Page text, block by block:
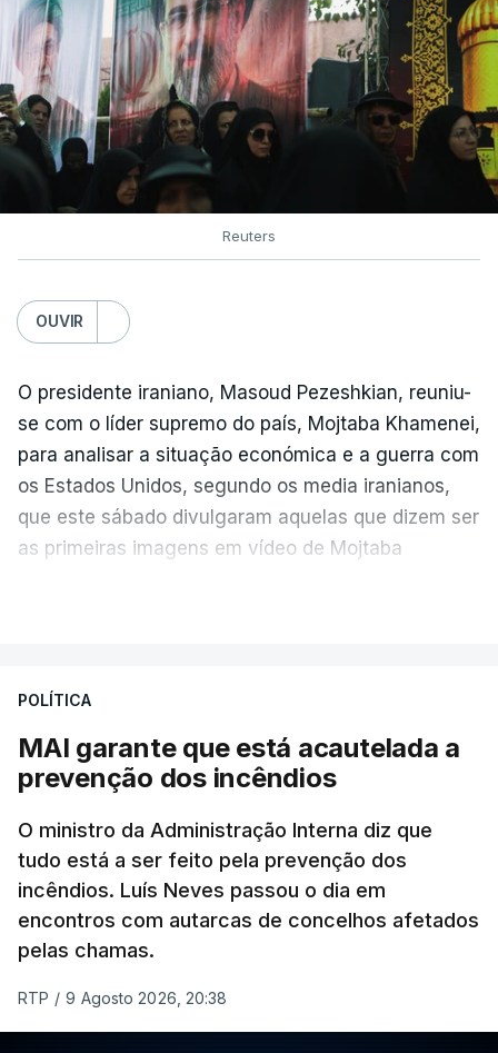
Reuters
OUVIR
O presidente iraniano, Masoud Pezeshkian, reuniu-
se com o líder supremo do país, Mojtaba Khamenei,
para analisar a situação económica e a guerra com
os Estados Unidos, segundo os media iranianos,
que este sábado divulgaram aquelas que dizem ser
as primeiras imagens em vídeo de Mojtaba
Mehr na rede social Telegram, como aquilo que
israelita, que nos últimos tempos vem dando conta
de que o líder supremo iraniano estará em estado
crítico na sequência do bombardeamento que no
último dia de fevereiro passado matou o pai, o
ayatollah Ali Khamenei, e outros membros da
família.
As imagens mostram Mojtaba Khamenei no que
será uma aula religiosa, mas sem qualquer
indicação adicional.
POLÍTICA
MAI garante que está acautelada a
prevenção dos incêndios
O ministro da Administração Interna diz que
tudo está a ser feito pela prevenção dos
incêndios. Luís Neves passou o dia em
encontros com autarcas de concelhos afetados
pelas chamas.
RTP / 9 Agosto 2026, 20:38